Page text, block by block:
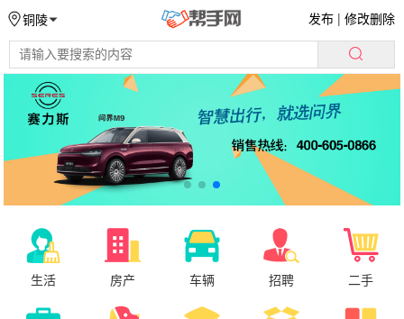
铜陵 发布 |修改删除
生活 房产 车辆 招聘 二手